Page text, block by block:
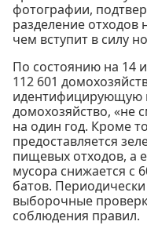
фотографии,
разделение отходов
чем вступит в силу
По состоянию на 14
112 601
идентифицирующую
домохозяйство, «не
на один год. Кроме
предоставляется
пищевых отходов, а
мусора снижается с
батов.
выборочные
соблюдения правил.